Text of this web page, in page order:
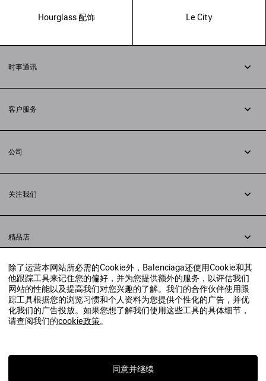
除了运营本网站所必需的Cookie外，Balenciaga还使用Cookie和其
他跟踪工具来记住您的偏好，并为您提供额外的服务，以评估我们
网站的性能以及提高我们对您兴趣的了解。我们的合作伙伴使用跟
踪工具根据您的浏览习惯和个人资料为您提供个性化的广告，并优
化我们的广告投放。如果您想了解我们使用这些工具的具体细节，
请查阅我们的cookie政策。
同意并继续
Hourglass 配饰 Le City
时事通讯
客户服务
配送方式
支付
常见问题解答
公司
法律问题
联合国世界粮食计划署
举报平台
关注我们
小红书
精品店
寻找附近的精品店
实时聊天客服
发送邮件
我们将在24小时内给予回复
联系我们：400-610-6018
© 2020 巴黎世家贸易（上海）有限公司